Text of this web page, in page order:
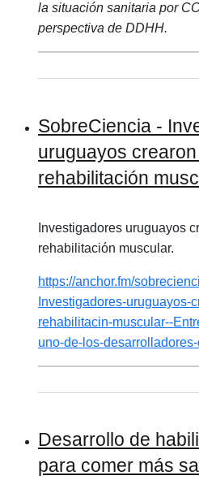
la situación sanitaria por
perspectiva de DDHH.
SobreCiencia -
uruguayos
rehabilitación
Investigadores uruguayos
rehabilitación muscular.
https://anchor.fm/
Investigadores-uruguayos-
rehabilitacin-muscular--
uno-de-los-
Desarrollo de
para comer más